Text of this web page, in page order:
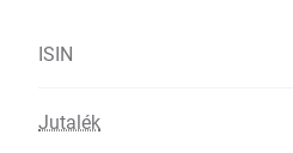
ISIN
Jutalék